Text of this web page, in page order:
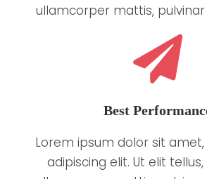
ullamcorper mattis, pulvinar
Best
Lorem ipsum dolor sit
adipiscing elit. Ut elit